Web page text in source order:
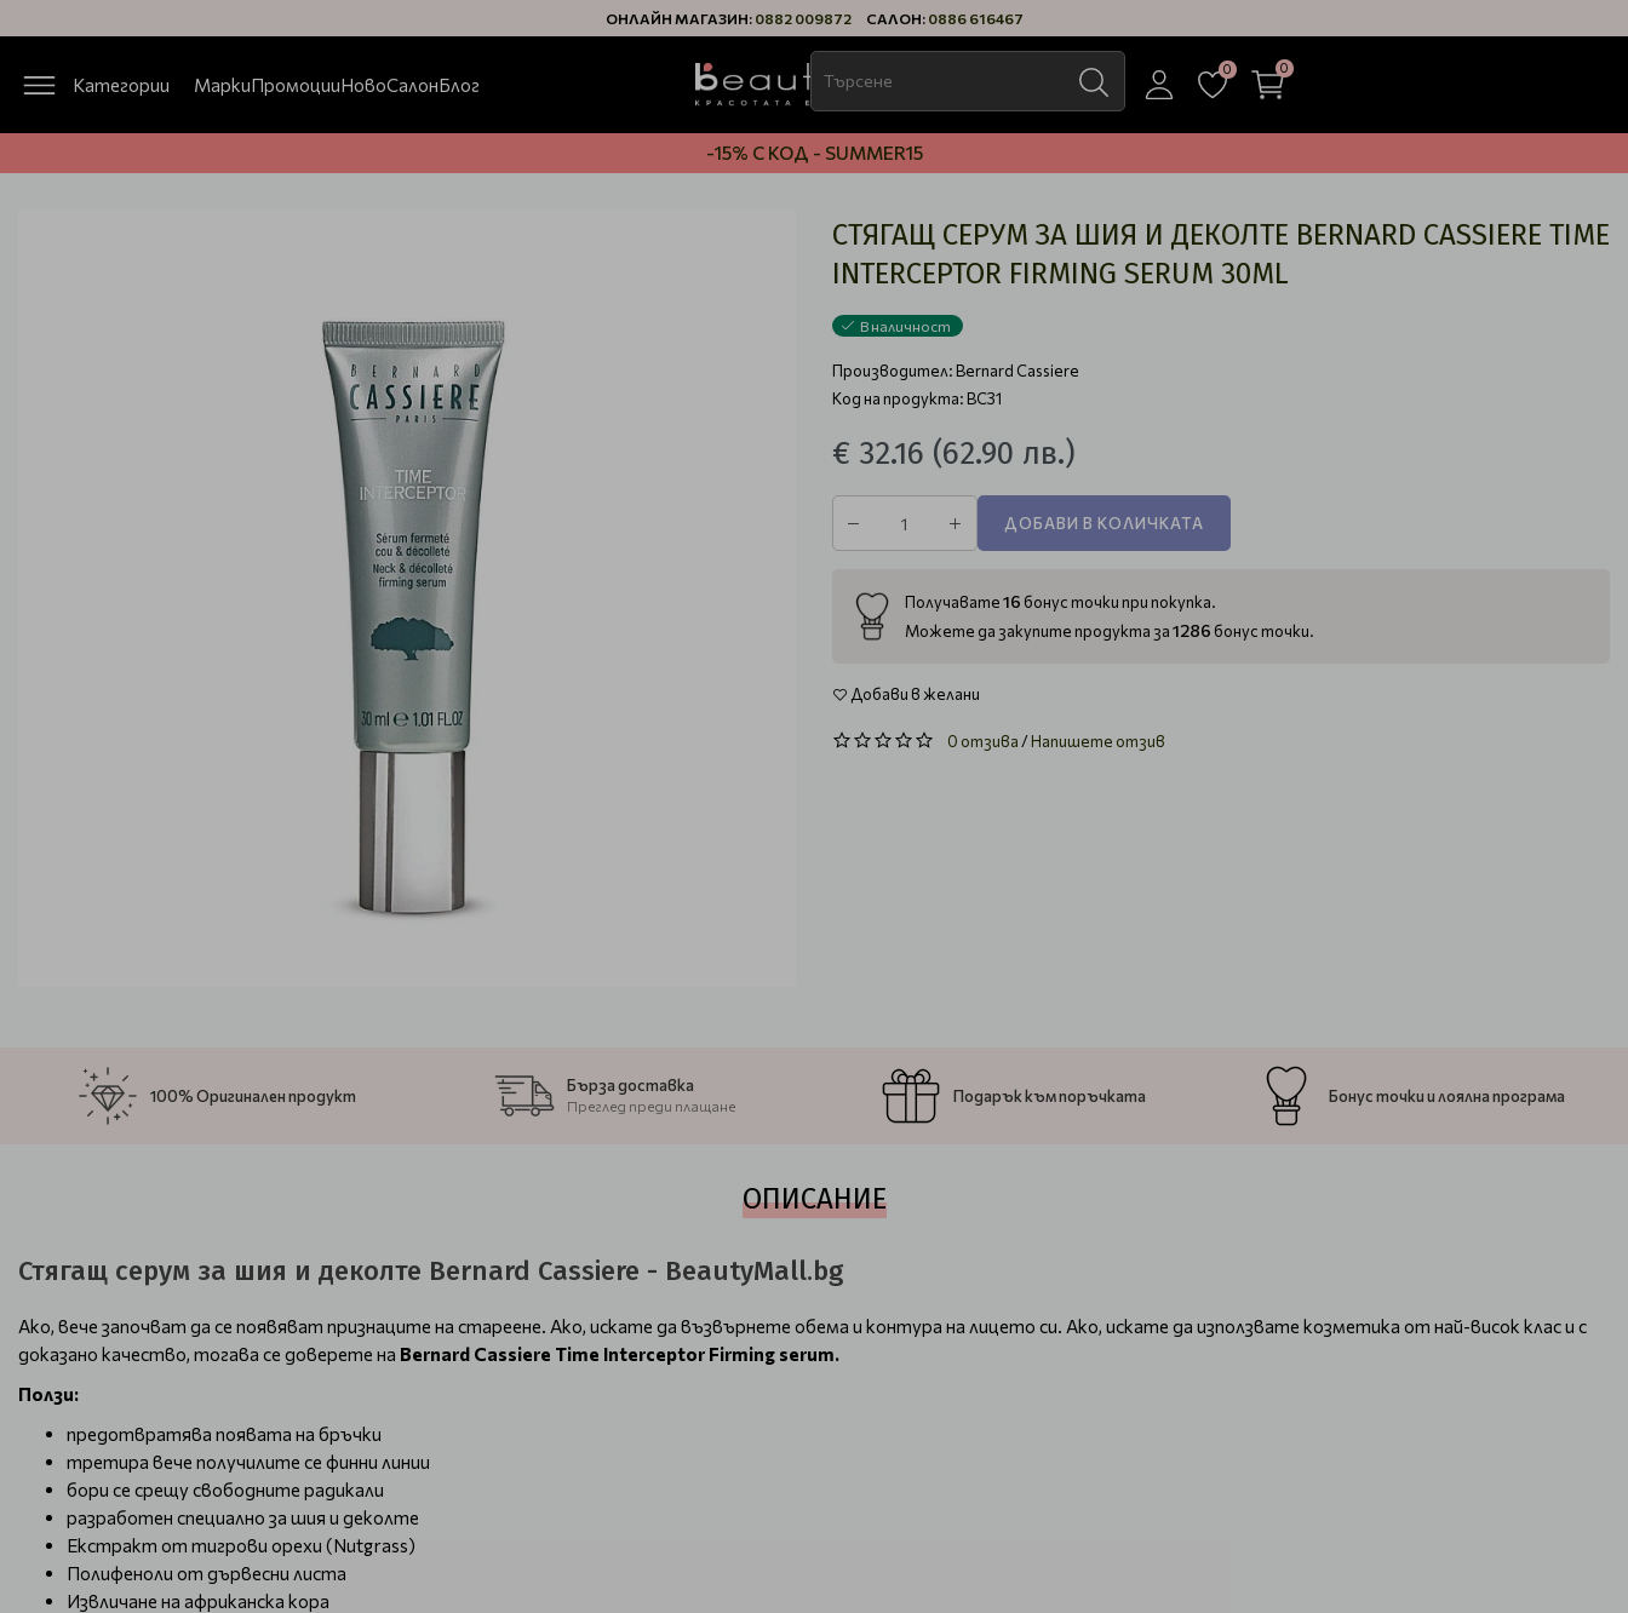
ОНЛАЙН МАГАЗИН: 0882 009872 САЛОН: 0886 616467
Категории МаркиПромоцииНовоСалонБлог
0 0
-15% С КОД - SUMMER15
СТЯГАЩ СЕРУМ ЗА ШИЯ И ДЕКОЛТЕ BERNARD CASSIERE TIME
INTERCEPTOR FIRMING SERUM 30ML
В наличност
Производител:Bernard Cassiere
Код на продукта: BC31
€ 32.16 (62.90 лв.)
ДОБАВИ В КОЛИЧКАТА
Получавате16 бонус точки при покупка.
Можете да закупите продукта за1286 бонус точки.
Добави в желани
0 отзива/Напишете отзив
100% Оригинален продукт
Бърза доставка
Преглед преди плащане
Подарък към поръчката Бонус точки и лоялна програма
ОПИСАНИЕ
Стягащ серум за шия и деколте Bernard Cassiere - BeautyMall.bg
Ако, вече започват да се появяват признаците на стареене. Ако, искате да възвърнете обема и контура на лицето си. Ако, искате да използвате козметика от най-висок клас и с
доказано качество, тогава се доверете на Bernard Cassiere Time Interceptor Firming serum.
Ползи:
предотвратява появата на бръчки
третира вече получилите се финни линии
бори се срещу свободните радикали
разработен специално за шия и деколте
Екстракт от тигрови орехи (Nutgrass)
Полифеноли от дървесни листа
Извличане на африканска кора